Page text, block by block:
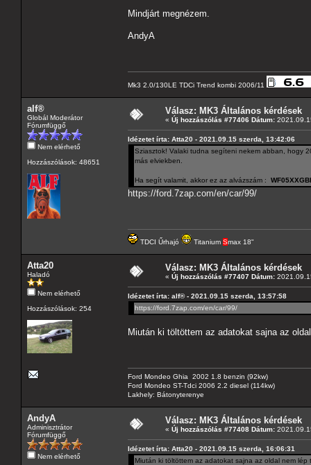
Mindjárt megnézem.
AndyA
Mk3 2.0/130LE TDCi Trend kombi 2006/11
alf®
Globál Moderátor
Fórumfüggő
Nem elérhető
Hozzászólások: 48651
Válasz: MK3 Általános kérdések
« Új hozzászólás #77406 Dátum:
Idézetet írta: Atta20 - 2021.09.15 szerda, 13:42:06
Sziasztok! Valaki tudna segíteni nekem abban, hogy
más elviekben.
Ha segít valamit, akkor ez az alvázszám :
https://ford.7zap.com/en/car/99/
TDCI Űrhajó Titanium Smax 18"
Atta20
Haladó
Nem elérhető
Hozzászólások: 254
Válasz: MK3 Általános kérdések
« Új hozzászólás #77407 Dátum:
Idézetet írta: alf® - 2021.09.15 szerda, 13:57:58
https://ford.7zap.com/en/car/99/
Miután ki töltöttem az adatokat sajna az
Ford Mondeo Ghia 2002 1.8 benzin (92kw)
Ford Mondeo ST-Tdci 2006 2.2 diesel (114kw)
Lakhely: Bátonyterenye
AndyA
Adminisztrátor
Fórumfüggő
Nem elérhető
Válasz: MK3 Általános kérdések
« Új hozzászólás #77408 Dátum:
Idézetet írta: Atta20 - 2021.09.15 szerda, 16:06:31
Miután ki töltöttem az adatokat sajna az oldal nem lép